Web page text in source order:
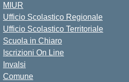
MIUR
Ufficio Scolastico Regionale
Ufficio Scolastico Territoriale
Scuola in Chiaro
Iscrizioni On Line
Invalsi
Comune